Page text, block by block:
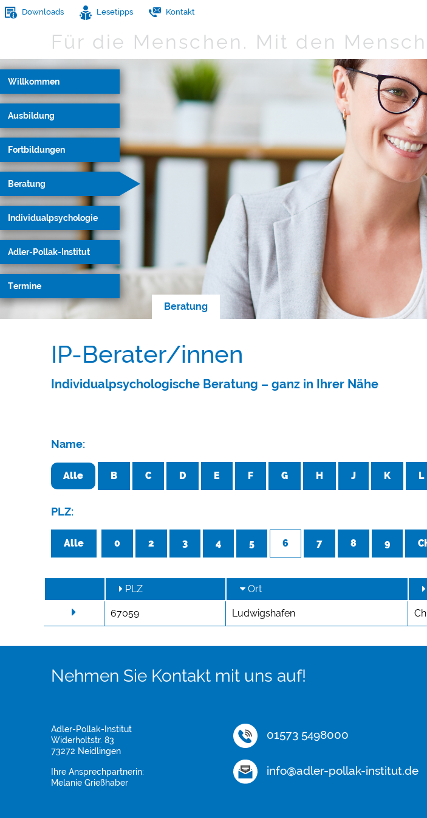
Downloads Lesetipps Kontakt
Für die Menschen. Mit den
Willkommen
Ausbildung
Fortbildungen
Beratung
Individualpsychologie
Adler-Pollak-Institut
Termine
Beratung
IP-Berater/innen
Individualpsychologische Beratung – ganz in Ihrer Nähe
Name:
Alle B C D E F G H J K L
PLZ:
Alle 0 2 3 4 5 6 7 8 9
PLZ Ort
67059 Ludwigshafen
Nehmen Sie Kontakt mit uns auf!
Adler-Pollak-Institut
Widerholtstr. 83
73272 Neidlingen
Ihre Ansprechpartnerin:
Melanie Grießhaber
01573 5498000
info@adler-pollak-institut.de